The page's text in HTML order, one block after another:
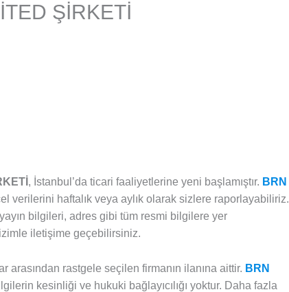
ŞİRKETİ
, İstanbul’da ticari faaliyetlerine yeni başlamıştır. BRN
haftalık veya aylık olarak sizlere raporlayabiliriz.
bilgileri, adres gibi tüm resmi bilgilere yer
iletişime geçebilirsiniz.
rastgele seçilen firmanın ilanına aittir. BRN
kesinliği ve hukuki bağlayıcılığı yoktur. Daha fazla